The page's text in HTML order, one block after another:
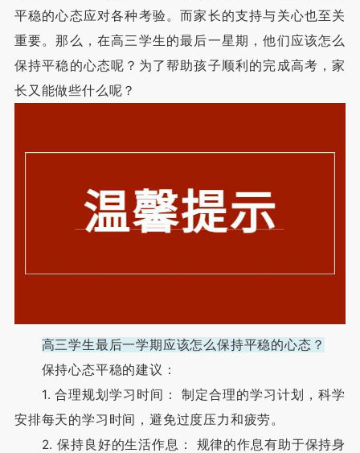
平稳的心态应对各种考验。而家长的支持与关心也至关
重要。那么，在高三学生的最后一星期，他们应该怎么
保持平稳的心态呢？为了帮助孩子顺利的完成高考，家
长又能做些什么呢？
高三学生最后一学期应该怎么保持平稳的心态？
保持心态平稳的建议：
1. 合理规划学习时间： 制定合理的学习计划，科学
安排每天的学习时间，避免过度压力和疲劳。
2. 保持良好的生活作息： 规律的作息有助于保持身